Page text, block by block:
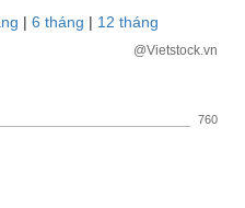
| 6 tháng | 12 tháng
@Vietstock.vn
760